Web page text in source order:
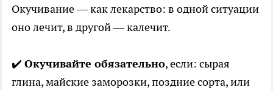
Окучивание — как лекарство: в одной ситуации
оно лечит, в другой — калечит.
✔️ Окучивайте обязательно, если: сырая
глина, майские заморозки, поздние сорта, или